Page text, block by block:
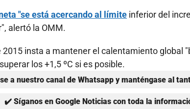
"se está acercando al límite inferior del
alertó la OMM.
2015 insta a mantener el calentamiento global
los +1,5 ºC si es posible.
a nuestro canal de Whatsapp y manténgase al
✔️ Síganos en Google Noticias con toda la